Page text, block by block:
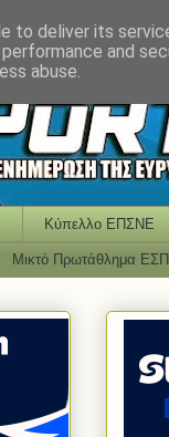
Κύπελλο ΕΠΣΝΕ
Μικτό Πρωτάθλημα
to deliver its
and
abuse.